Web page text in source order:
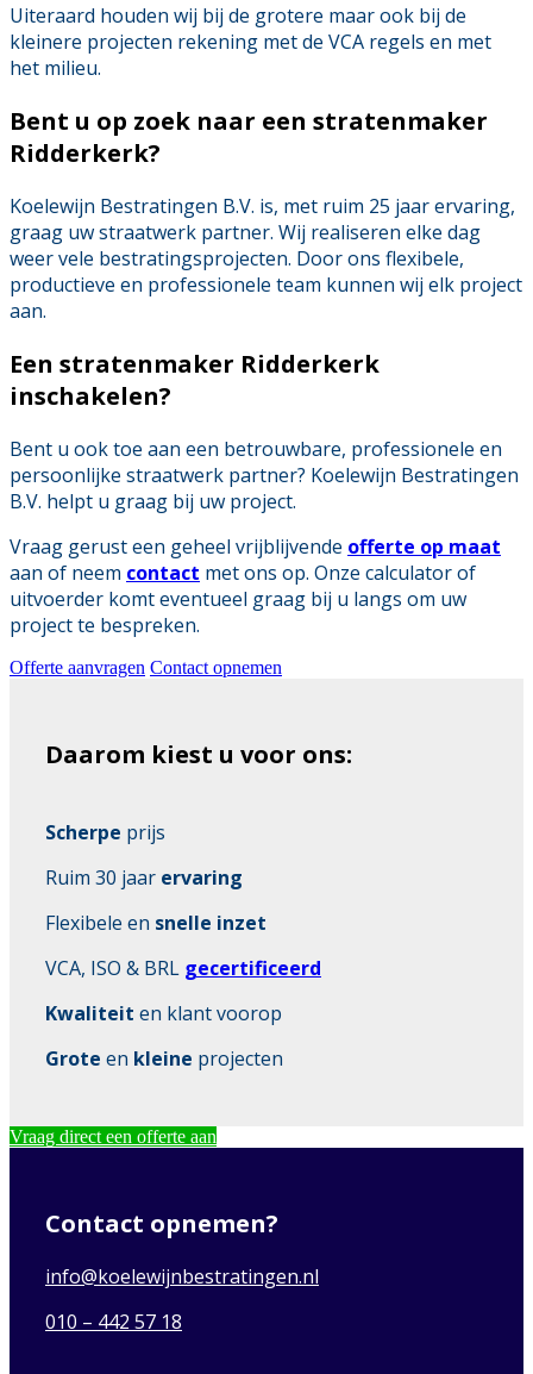
Uiteraard houden wij bij de grotere maar ook bij de
kleinere projecten rekening met de VCA regels en met
het milieu.
Bent u op zoek naar een stratenmaker
Ridderkerk?
Koelewijn Bestratingen B.V. is, met ruim 25 jaar ervaring,
graag uw straatwerk partner. Wij realiseren elke dag
weer vele bestratingsprojecten. Door ons flexibele,
productieve en professionele team kunnen wij elk project
aan.
Een stratenmaker Ridderkerk
inschakelen?
Bent u ook toe aan een betrouwbare, professionele en
persoonlijke straatwerk partner? Koelewijn Bestratingen
B.V. helpt u graag bij uw project.
Vraag gerust een geheel vrijblijvende offerte op maat
aan of neem contact met ons op. Onze calculator of
uitvoerder komt eventueel graag bij u langs om uw
project te bespreken.
Offerte aanvragen Contact opnemen
Daarom kiest u voor ons:
Scherpe prijs
Ruim 30 jaar ervaring
Flexibele en snelle inzet
VCA, ISO & BRL gecertificeerd
Kwaliteit en klant voorop
Grote en kleine projecten
Vraag direct een offerte aan
Contact opnemen?
info@koelewijnbestratingen.nl
010 – 442 57 18